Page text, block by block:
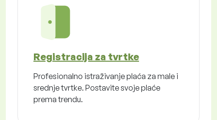
Registracija za tvrtke
Profesionalno istraživanje plaća za male i
srednje tvrtke. Postavite svoje plaće
prema trendu.